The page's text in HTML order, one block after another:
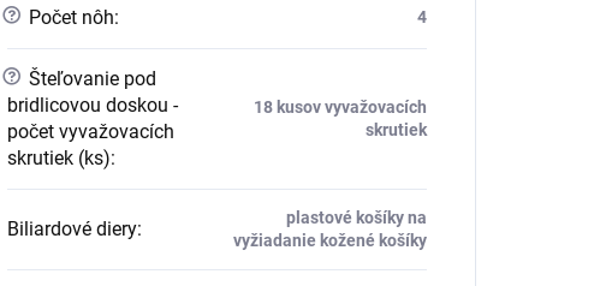
? Počet nôh: 4
? Šteľovanie pod
bridlicovou doskou -
počet vyvažovacích
skrutiek (ks):
18 kusov vyvažovacích
skrutiek
Biliardové diery:
plastové košíky na
vyžiadanie kožené košíky